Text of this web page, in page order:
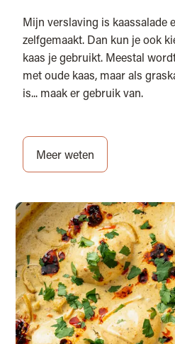
Mijn verslaving is kaassalade
zelfgemaakt. Dan kun je ook
kaas je gebruikt. Meestal
met oude kaas, maar als
is... maak er gebruik van.
Meer weten